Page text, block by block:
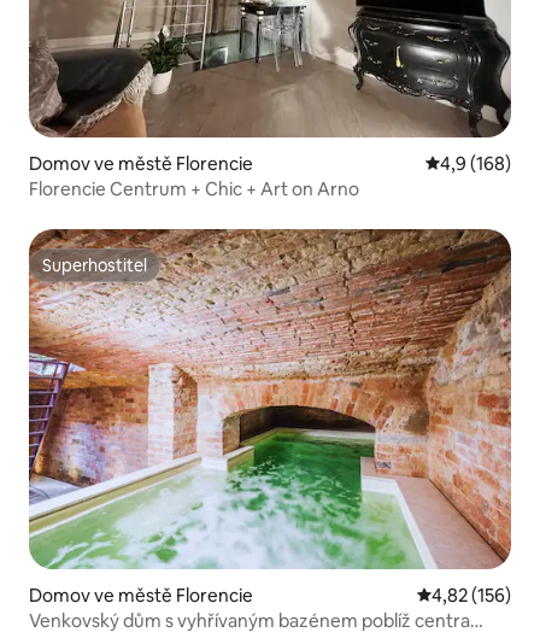
Domov ve městě Florencie Průměrné
4,9 (168)
Florencie Centrum + Chic + Art on Arno
Superhostitel
Superhostitel
Domov ve městě Florencie Průměrné
4,82 (156)
Venkovský dům s vyhřívaným bazénem poblíž centra